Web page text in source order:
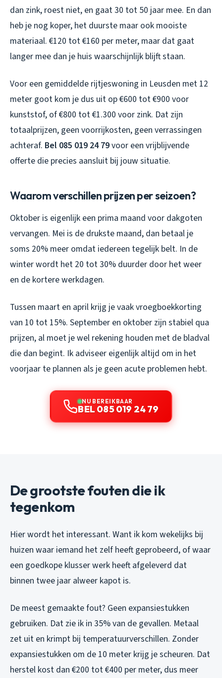
dan zink, roest niet, en gaat 30 tot 50 jaar mee. En dan
heb je nog koper, het duurste maar ook mooiste
materiaal. €120 tot €160 per meter, maar dat gaat
langer mee dan je huis waarschijnlijk blijft staan.
Voor een gemiddelde rijtjeswoning in Leusden met 12
meter goot kom je dus uit op €600 tot €900 voor
kunststof, of €800 tot €1.300 voor zink. Dat zijn
totaalprijzen, geen voorrijkosten, geen verrassingen
achteraf. Bel 085 019 24 79voor een vrijblijvende
offerte die precies aansluit bij jouw situatie.
Waarom verschillen prijzen per seizoen?
Oktober is eigenlijk een prima maand voor dakgoten
vervangen. Mei is de drukste maand, dan betaal je
soms 20% meer omdat iedereen tegelijk belt. In de
winter wordt het 20 tot 30% duurder door het weer
en de kortere werkdagen.
Tussen maart en april krijg je vaak vroegboekkorting
van 10 tot 15%. September en oktober zijn stabiel qua
prijzen, al moet je wel rekening houden met de bladval
die dan begint. Ik adviseer eigenlijk altijd om in het
voorjaar te plannen als je geen acute problemen hebt.
NU BEREIKBAAR
BEL 085 019 24 79
De grootste fouten die ik
tegenkom
Hier wordt het interessant. Want ik kom wekelijks bij
huizen waar iemand het zelf heeft geprobeerd, of waar
een goedkope klusser werk heeft afgeleverd dat
binnen twee jaar alweer kapot is.
De meest gemaakte fout? Geen expansiestukken
gebruiken. Dat zie ik in 35% van de gevallen. Metaal
zet uit en krimpt bij temperatuurverschillen. Zonder
expansiestukken om de 10 meter krijg je scheuren. Dat
herstel kost dan €200 tot €400 per meter, dus meer